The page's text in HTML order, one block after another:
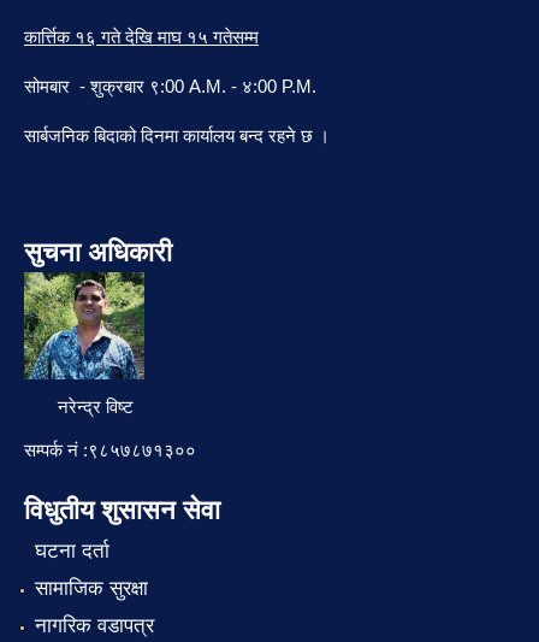
कार्त्तिक १६ गते देखि माघ १५ गतेसम्म
सोमबार - शुक्रबार ९:00 A.M. - ४:00 P.M.
सार्बजनिक बिदाको दिनमा कार्यालय बन्द रहने छ ।
सुचना अधिकारी
नरेन्द्र विष्ट
सम्पर्क नं :९८५७८७१३००
विधुतीय शुसासन सेवा
घटना दर्ता
सामाजिक सुरक्षा
नागरिक वडापत्र